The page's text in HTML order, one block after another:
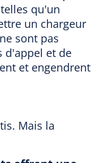
qu'un
un chargeur
sont pas
d'appel et de
et engendrent
Mais la